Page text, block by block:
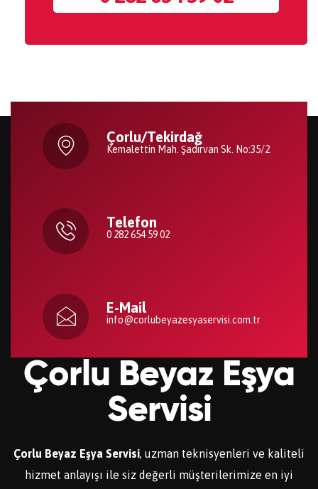
Çorlu/Tekirdağ
Kemalettin Mah. Şadırvan Sk. No:35/2
Telefon
0 282 654 59 02
E-Mail
info@corlubeyazesyaservisi.com.tr
Çorlu Beyaz Eşya
Servisi
Çorlu Beyaz Eşya Servisi, uzman teknisyenleri ve kaliteli
hizmet anlayışı ile siz değerli müşterilerimize en iyi